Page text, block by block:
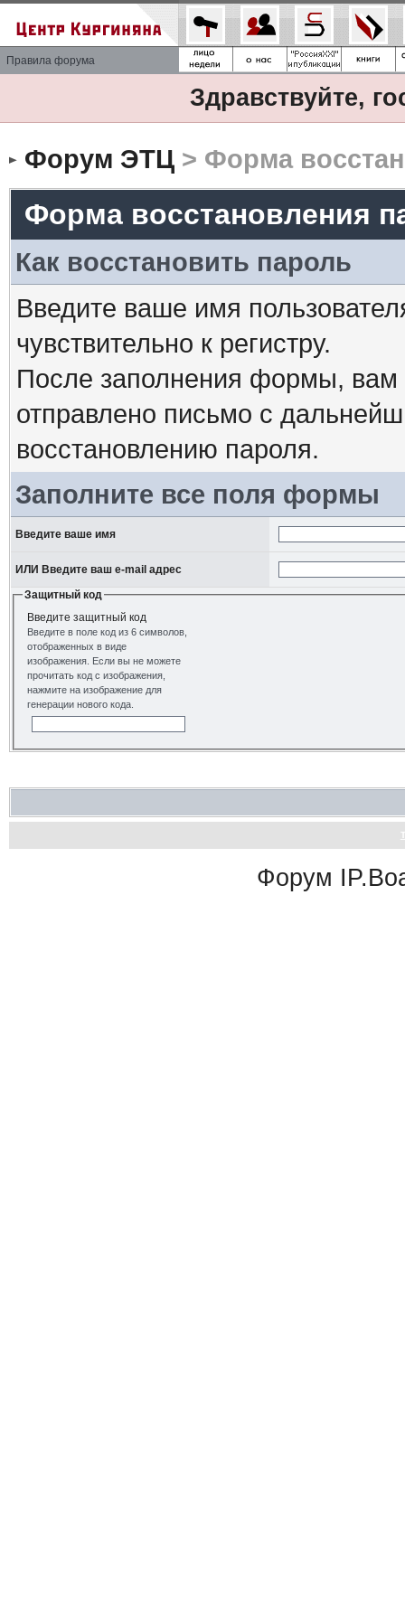
Правила форума
Здравствуйте,
Форум ЭТЦ> Форма
Форма восстановления
Как восстановить пароль
Введите ваше имя
чувствительно к регистру.
После заполнения формы, вам
отправлено письмо с
восстановлению пароля.
Заполните все поля формы
Введите ваше имя
ИЛИ Введите ваш e-mail адрес
Защитный код
Введите защитный код
Введите в поле код из 6 символов,
отображенных в виде
изображения. Если вы не можете
прочитать код с изображения,
нажмите на изображение для
генерации нового кода.
Форум